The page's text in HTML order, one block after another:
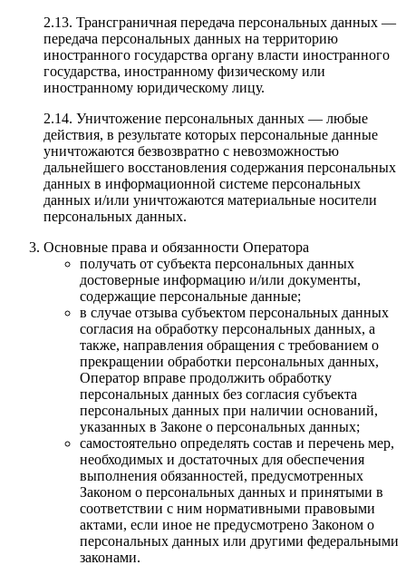
2.13. Трансграничная передача персональных данных —
передача персональных данных на территорию
иностранного государства органу власти иностранного
государства, иностранному физическому или
иностранному юридическому лицу.
2.14. Уничтожение персональных данных — любые
действия, в результате которых персональные данные
уничтожаются безвозвратно с невозможностью
дальнейшего восстановления содержания персональных
данных в информационной системе персональных
данных и/или уничтожаются материальные носители
персональных данных.
Основные права и обязанности Оператора
получать от субъекта персональных данных
достоверные информацию и/или документы,
содержащие персональные данные;
в случае отзыва субъектом персональных данных
согласия на обработку персональных данных, а
также, направления обращения с требованием о
прекращении обработки персональных данных,
Оператор вправе продолжить обработку
персональных данных без согласия субъекта
персональных данных при наличии оснований,
указанных в Законе о персональных данных;
самостоятельно определять состав и перечень мер,
необходимых и достаточных для обеспечения
выполнения обязанностей, предусмотренных
Законом о персональных данных и принятыми в
соответствии с ним нормативными правовыми
актами, если иное не предусмотрено Законом о
персональных данных или другими федеральными
законами.